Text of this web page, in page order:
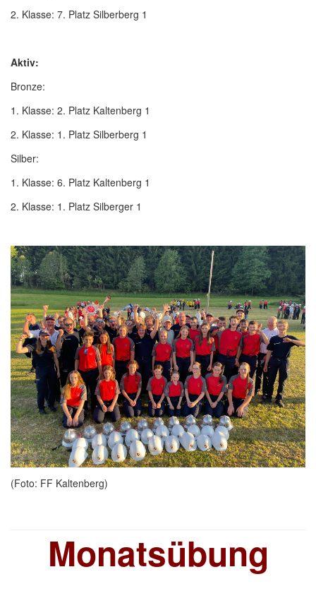
2. Klasse: 7. Platz Silberberg 1
Aktiv:
Bronze:
1. Klasse: 2. Platz Kaltenberg 1
2. Klasse: 1. Platz Silberberg 1
Silber:
1. Klasse: 6. Platz Kaltenberg 1
2. Klasse: 1. Platz Silberger 1
(Foto: FF Kaltenberg)
Monatsübung